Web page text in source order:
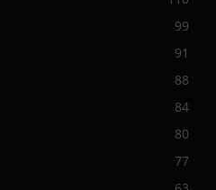
99
91
88
84
80
77